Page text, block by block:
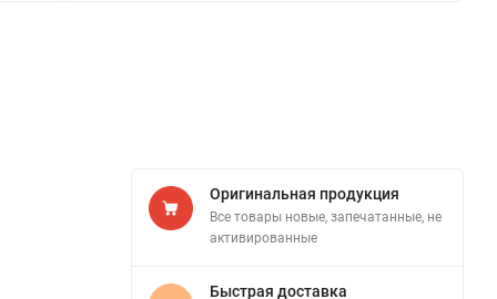
Оригинальная продукция
Все товары новые, запечатанные, не
активированные
Быстрая доставка